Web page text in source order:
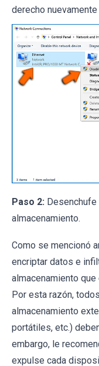
derecho
Paso 2:
almacenamiento.
Como se mencionó
encriptar datos e
almacenamiento
Por esta razón,
almacenamiento
portátiles, etc.)
embargo, le
expulse cada